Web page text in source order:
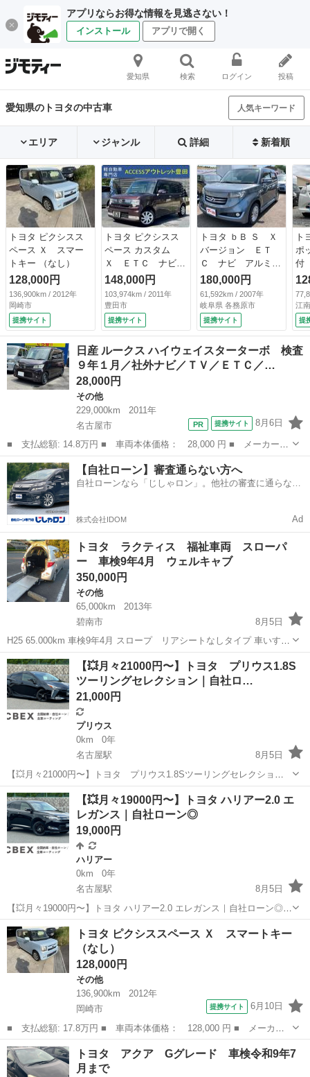
アプリならお得な情報を見逃さない！
インストール アプリで開く
愛知県 検索 ログイン 投稿
愛知県のトヨタの中古車 人気キーワード
エリア ジャンル 詳細 新着順
トヨタ ピクシスス
ペース Ｘ スマー
トキー （なし）
128,000円
136,900km / 2012年
岡崎市
提携サイト
トヨタ ピクシスス
ペース カスタム
Ｘ ＥＴＣ ナビ
ＴＶ ＨＩＤ キー
レスエントリー ベ
ンチシート ＣＶ
Ｔ 盗難防止システ
ム ＡＢＳ 衝突安
ン パワーステアリ
ング パワーウィン
ドウ 運転席エアバ
ッグ （車検整備
付）
148,000円
103,974km / 2011年
豊田市
提携サイト
トヨタ ｂＢ Ｓ Ｘ
バージョン ＥＴ
Ｃ ナビ アルミホ
イール キーレスエ
ントリー 電動格納
ミラー ＡＴ 衝突
安全ボディ ベンチ
シート ＡＢＳ Ｃ
Ｄ ＤＶＤ再生 エ
アコン パワーステ
アリング 現状渡し
180,000円
61,592km / 2007年
岐阜県 各務原市
提携サイト
ト
ポ
付
ー
Ｂ
ス
グ
衝
コ
テ
江
提
日産 ルークス ハイウェイスターターボ 検査
９年１月／社外ナビ／ＴＶ／ＥＴＣ／…
28,000円
その他
229,000km
2011年
名古屋市
提携サイト 8月6日
■ 支払総額: 14.8万円 ■ 車両本体価格： 28,000 円 ■ メーカー
名： 日産 ■ 車種名： ルークス ■ グレード名： ハイウェイス
ターターボ 検査９年１月／社外ナビ／ＴＶ／ＥＴＣ／ターボ車／両
側電動スライド...
愛知 名古屋市 その他 車両
【自社ローン】審査通らない方へ
自社ローンなら「じしゃロン」。他社の審査に通らなか
株式会社IDOM Ad
トヨタ ラクティス 福祉車両 スローパ
ー 車検9年4月 ウェルキャブ
350,000円
その他
65,000km
2013年
碧南市
8月5日
H25 65.000km 車検9年4月 スロープ リアシートなしタイプ 車いす移
動車 年式相応で傷凹みあります。左側ステップの凹みが大きめです 機
関系電装系問題ございません いきなり...
愛知 碧南市 その他
【💥月々21000円〜】トヨタ プリウス1.8S
ツーリングセレクション｜自社ロ…
21,000円
プリウス
0km
0年
名古屋駅
8月5日
【💥月々21000円〜】トヨタ プリウス1.8Sツーリングセレクション
｜自社ローン◎｜ 「自社ローン」「信用回復ローン」多数ローンのお
取り扱いございます💡 ⚠当店へのお問い合わせ・審査・ご案内は、下
記のLIN...
愛知 名古屋市 名古屋駅 プリウス
【💥月々19000円〜】トヨタ ハリアー2.0 エ
レガンス｜自社ローン◎
19,000円
ハリアー
0km
0年
名古屋駅
8月5日
【💥月々19000円〜】トヨタ ハリアー2.0 エレガンス｜自社ローン◎｜
「自社ローン」「信用回復ローン」多数ローンのお取り扱いございま
す💡 ⚠当店へのお問い合わせ・審査・ご案内は、下記のLINEリンクか
ら...
愛知 名古屋市 名古屋駅
トヨタ ピクシススペース Ｘ スマートキー
（なし）
128,000円
その他
136,900km
2012年
岡崎市
提携サイト 6月10日
■ 支払総額: 17.8万円 ■ 車両本体価格： 128,000 円 ■ メーカー
名： トヨタ ■ 車種名： ピクシススペース ■ グレード名：
Ｘ スマートキー ■ 排気量： 660cc ■ ドア枚数： 5D ■ ミッ
シ...
愛知 岡崎市 その他
トヨタ アクア Gグレード 車検令和9年7
月まで